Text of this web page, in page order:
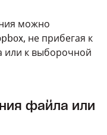
можно
не прибегая к
или к выборочной
файла или